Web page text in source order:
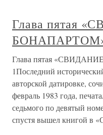
Глава пятая
Глава пятая
1Последний
авторской датировке,
февраль 1983 года,
седьмого по девятый
спустя вышел книгой в